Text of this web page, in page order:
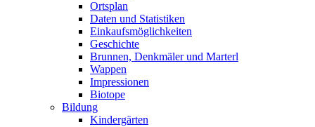
Ortsplan
Daten und Statistiken
Einkaufsmöglichkeiten
Geschichte
Brunnen, Denkmäler und Marterl
Wappen
Impressionen
Biotope
Bildung
Kindergärten